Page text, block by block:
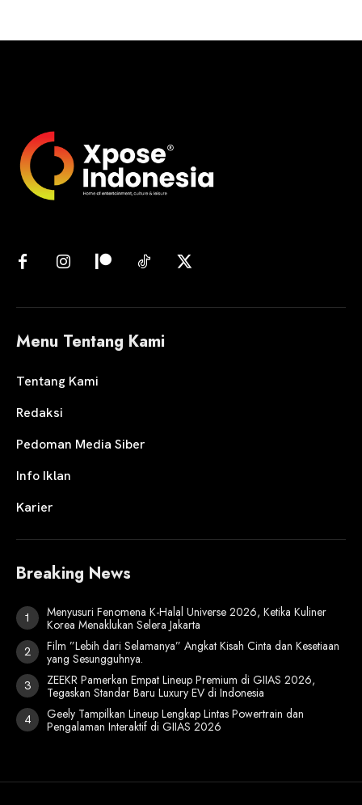
Menu Tentang Kami
Tentang Kami
Redaksi
Pedoman Media Siber
Info Iklan
Karier
Breaking News
Menyusuri Fenomena K-Halal Universe 2026, Ketika Kuliner
Korea Menaklukan Selera Jakarta
Film ”Lebih dari Selamanya” Angkat Kisah Cinta dan Kesetiaan
yang Sesungguhnya.
ZEEKR Pamerkan Empat Lineup Premium di GIIAS 2026,
Tegaskan Standar Baru Luxury EV di Indonesia
Geely Tampilkan Lineup Lengkap Lintas Powertrain dan
Pengalaman Interaktif di GIIAS 2026